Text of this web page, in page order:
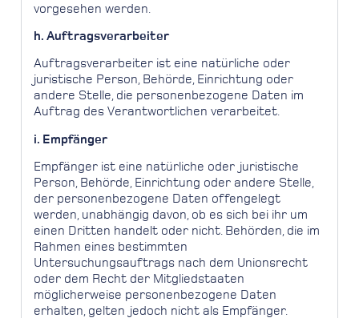
vorgesehen werden.
h. Auftragsverarbeiter
Auftragsverarbeiter ist eine natürliche oder
juristische Person, Behörde, Einrichtung oder
andere Stelle, die personenbezogene Daten im
Auftrag des Verantwortlichen verarbeitet.
i. Empfänger
Empfänger ist eine natürliche oder juristische
Person, Behörde, Einrichtung oder andere Stelle,
der personenbezogene Daten offengelegt
werden, unabhängig davon, ob es sich bei ihr um
einen Dritten handelt oder nicht. Behörden, die im
Rahmen eines bestimmten
Untersuchungsauftrags nach dem Unionsrecht
oder dem Recht der Mitgliedstaaten
möglicherweise personenbezogene Daten
erhalten, gelten jedoch nicht als Empfänger.